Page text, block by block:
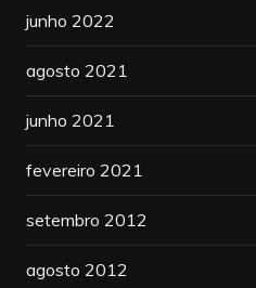
junho 2022
agosto 2021
junho 2021
fevereiro 2021
setembro 2012
agosto 2012